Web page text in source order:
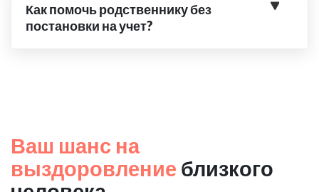
Как помочь родственнику без
постановки на учет?
Ваш шанс на
выздоровление близкого